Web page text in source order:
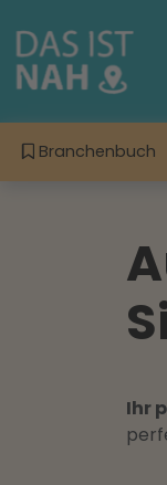
Branchenbuch
Ihr